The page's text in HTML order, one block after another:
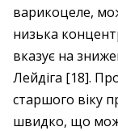
варикоцеле,
низька
вказує на
Лейдіга [18].
старшого віку
швидко, що